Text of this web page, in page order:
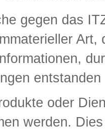
gegen das
oder
werden.